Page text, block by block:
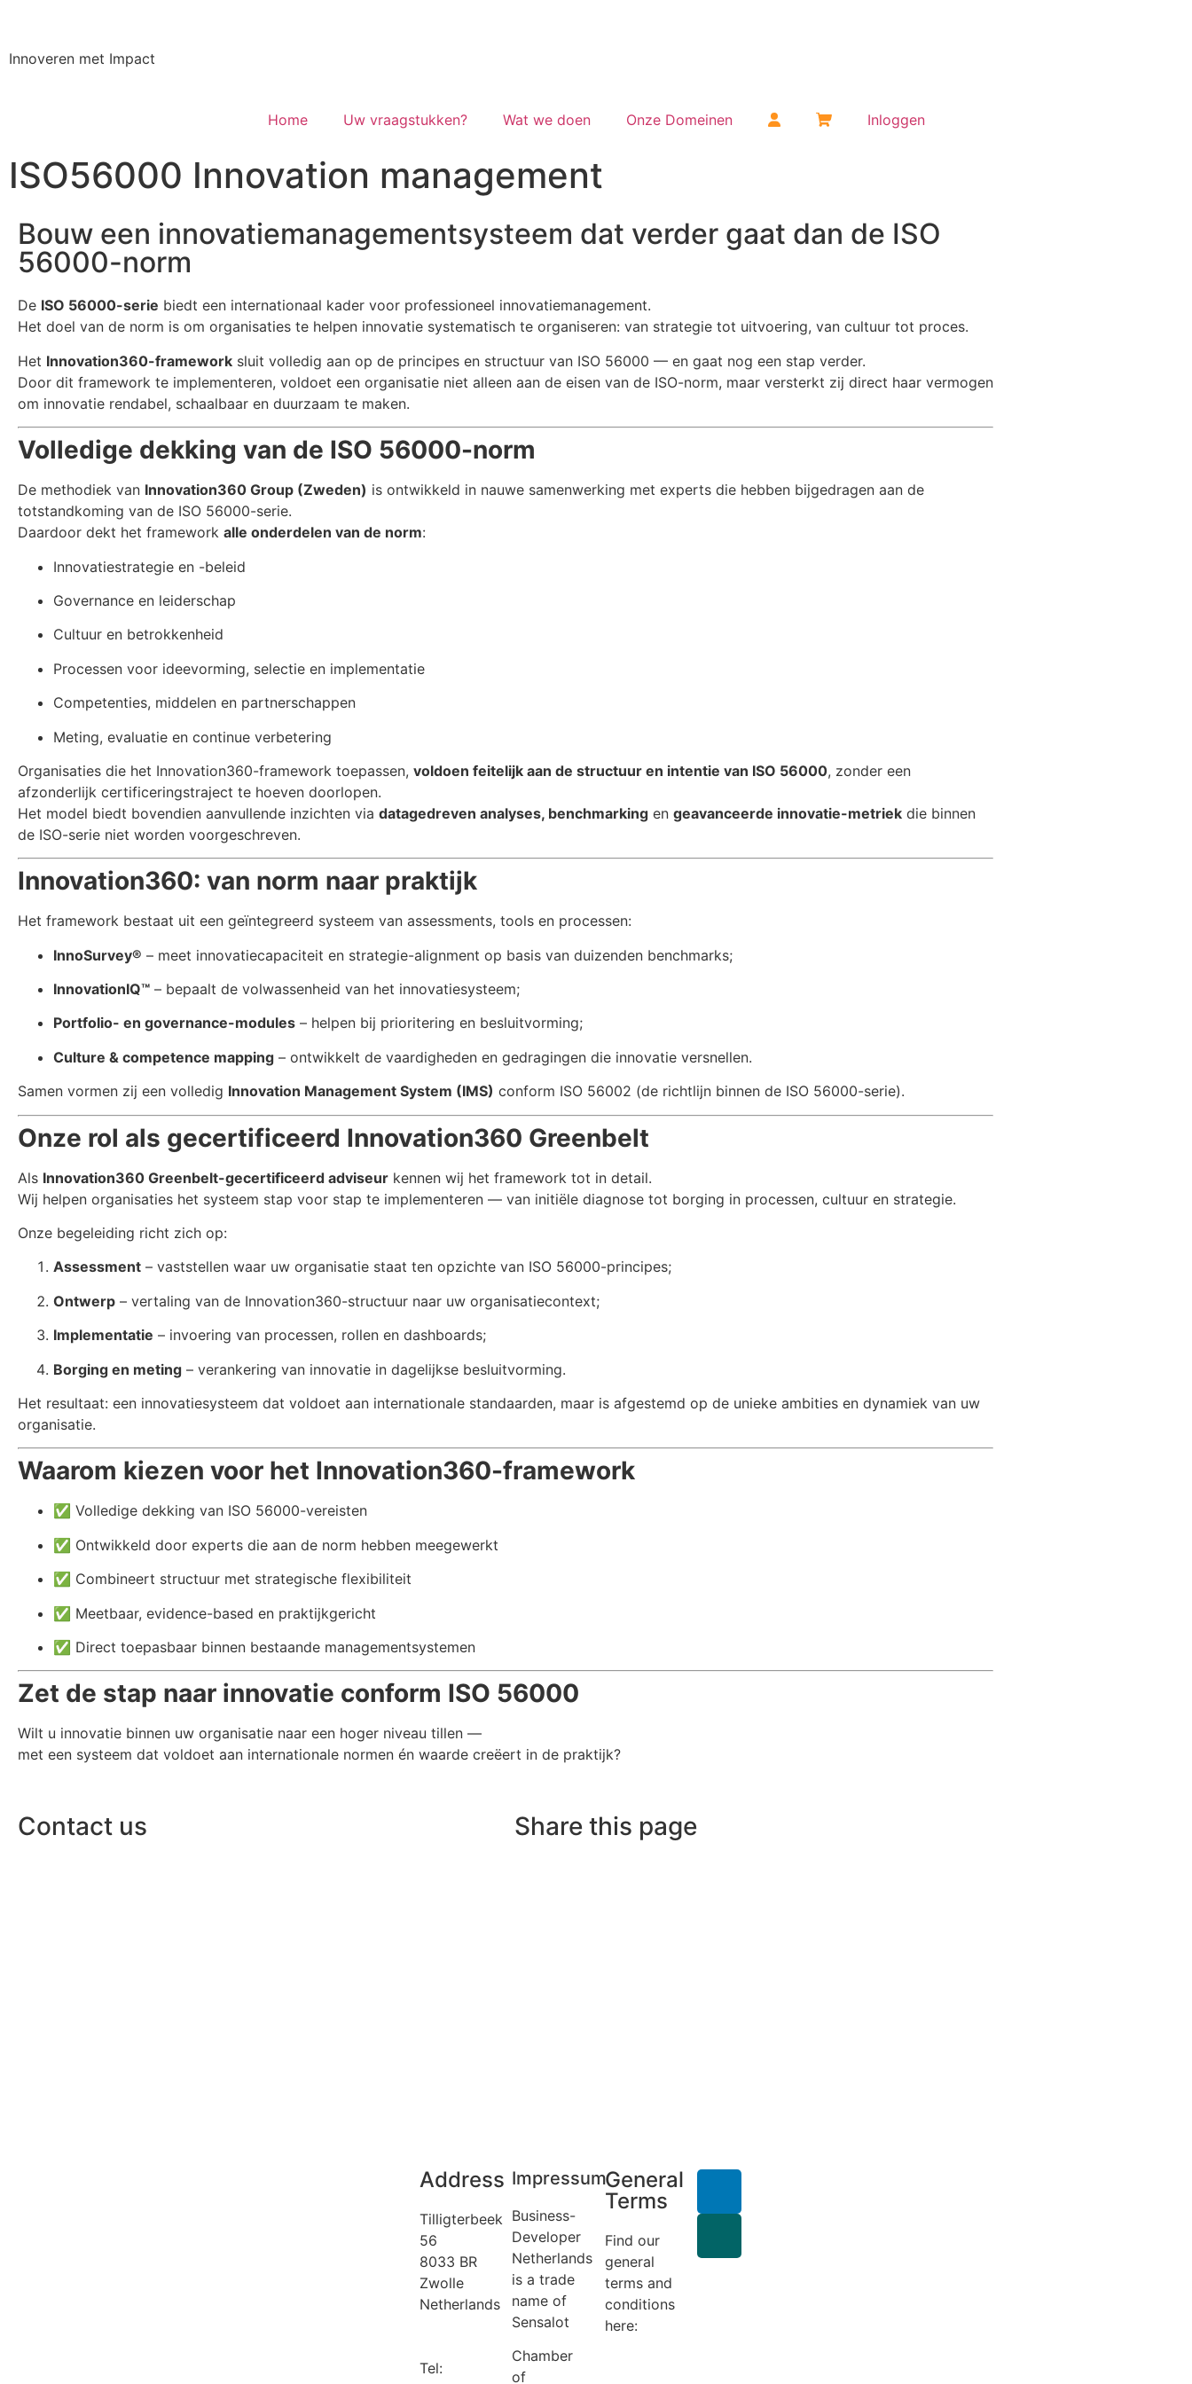
Innoveren met Impact
Home Uw vraagstukken? Wat we doen Onze Domeinen Inloggen
ISO56000 Innovation management
Bouw een innovatie­management­systeem dat verder gaat dan de ISO
56000-norm
De ISO 56000-serie biedt een internationaal kader voor professioneel innovatie­management.
Het doel van de norm is om organisaties te helpen innovatie systematisch te organiseren: van strategie tot uitvoering, van cultuur tot proces.
Het Innovation360-framework sluit volledig aan op de principes en structuur van ISO 56000 — en gaat nog een stap verder.
Door dit framework te implementeren, voldoet een organisatie niet alleen aan de eisen van de ISO-norm, maar versterkt zij direct haar vermogen
om innovatie rendabel, schaalbaar en duurzaam te maken.
Volledige dekking van de ISO 56000-norm
De methodiek van Innovation360 Group (Zweden) is ontwikkeld in nauwe samenwerking met experts die hebben bijgedragen aan de
totstandkoming van de ISO 56000-serie.
Daardoor dekt het framework alle onderdelen van de norm:
Innovatiestrategie en -beleid
Governance en leiderschap
Cultuur en betrokkenheid
Processen voor ideevorming, selectie en implementatie
Competenties, middelen en partnerschappen
Meting, evaluatie en continue verbetering
Organisaties die het Innovation360-framework toepassen, voldoen feitelijk aan de structuur en intentie van ISO 56000, zonder een
afzonderlijk certificeringstraject te hoeven doorlopen.
Het model biedt bovendien aanvullende inzichten via datagedreven analyses, benchmarking en geavanceerde innovatie-metriek die binnen
de ISO-serie niet worden voorgeschreven.
Innovation360: van norm naar praktijk
Het framework bestaat uit een geïntegreerd systeem van assessments, tools en processen:
InnoSurvey® – meet innovatiecapaciteit en strategie-alignment op basis van duizenden benchmarks;
InnovationIQ™ – bepaalt de volwassenheid van het innovatiesysteem;
Portfolio- en governance-modules – helpen bij prioritering en besluitvorming;
Culture & competence mapping – ontwikkelt de vaardigheden en gedragingen die innovatie versnellen.
Samen vormen zij een volledig Innovation Management System (IMS) conform ISO 56002 (de richtlijn binnen de ISO 56000-serie).
Onze rol als gecertificeerd Innovation360 Greenbelt
Als Innovation360 Greenbelt-gecertificeerd adviseur kennen wij het framework tot in detail.
Wij helpen organisaties het systeem stap voor stap te implementeren — van initiële diagnose tot borging in processen, cultuur en strategie.
Onze begeleiding richt zich op:
Assessment – vaststellen waar uw organisatie staat ten opzichte van ISO 56000-principes;
Ontwerp – vertaling van de Innovation360-structuur naar uw organisatiecontext;
Implementatie – invoering van processen, rollen en dashboards;
Borging en meting – verankering van innovatie in dagelijkse besluitvorming.
Het resultaat: een innovatie­systeem dat voldoet aan internationale standaarden, maar is afgestemd op de unieke ambities en dynamiek van uw
organisatie.
Waarom kiezen voor het Innovation360-framework
✅ Volledige dekking van ISO 56000-vereisten
✅ Ontwikkeld door experts die aan de norm hebben meegewerkt
✅ Combineert structuur met strategische flexibiliteit
✅ Meetbaar, evidence-based en praktijkgericht
✅ Direct toepasbaar binnen bestaande managementsystemen
Zet de stap naar innovatie conform ISO 56000
Wilt u innovatie binnen uw organisatie naar een hoger niveau tillen —
met een systeem dat voldoet aan internationale normen én waarde creëert in de praktijk?
Contact us Share this page
Address
Tilligterbeek
56
8033 BR
Zwolle
Netherlands
info@business-
Tel:
Impressum
Business-
Developer
Netherlands
is a trade
name of
Sensalot
Chamber
of
General
Terms
Find our
general
terms and
conditions
here: